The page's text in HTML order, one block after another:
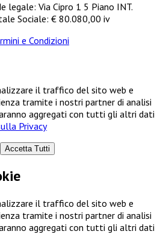
legale: Via Cipro 1 5 Piano INT.
Sociale: € 80.080,00 iv
e Condizioni
il traffico del sito web e
tramite i nostri partner di analisi
aggregati con tutti gli altri dati
Privacy
Accetta Tutti
il traffico del sito web e
tramite i nostri partner di analisi
aggregati con tutti gli altri dati